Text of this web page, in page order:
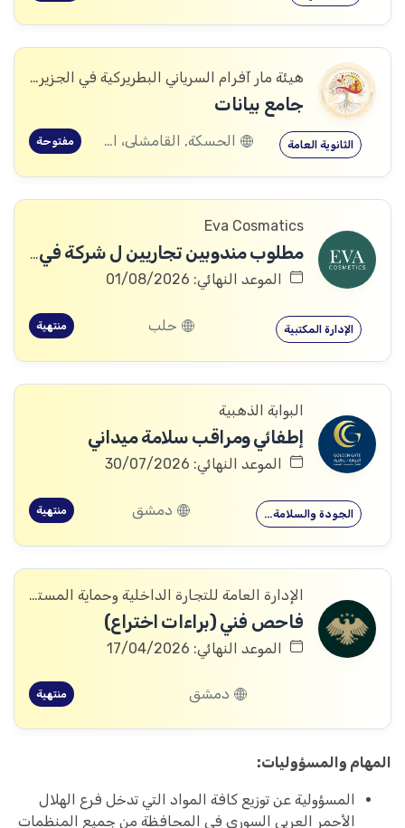
هيئة مار آفرام السرياني البطريركية في الجزيرة والفرات
جامع بيانات
الثانوية العامة الحسكة, القامشلى، الحسكة, الكرامة، الرقة, اليعربية، المالكية، الحسكة, العريشة، الحسكة, الشدادي، الحسكة مفتوحة
Eva Cosmatics
مطلوب مندوبين تجاريين ل شركة في مجال المنتجات الطبية التجميلية
الموعد النهائي: 01/08/2026
الإدارة المكتبية حلب منتهية
البوابة الذهبية
إطفائي ومراقب سلامة ميداني
الموعد النهائي: 30/07/2026
الجودة والسلامة… دمشق منتهية
الإدارة العامة للتجارة الداخلية وحماية المستهلك
فاحص فني (براءات اختراع)
الموعد النهائي: 17/04/2026
دمشق منتهية
المهام والمسؤوليات:
المسؤولية عن توزيع كافة المواد التي تدخل فرع الهلال
الأحمر العربي السوري في المحافظة من جميع المنظمات